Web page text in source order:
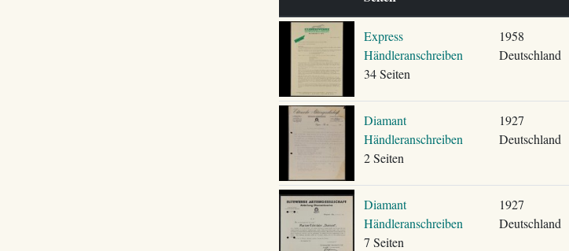
Express
Händleranschreiben
34 Seiten
1958
Deutschland
Diamant
Händleranschreiben
2 Seiten
1927
Deutschland
Diamant
Händleranschreiben
7 Seiten
1927
Deutschland